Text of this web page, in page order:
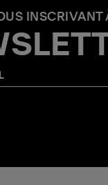
INSCRIVANT